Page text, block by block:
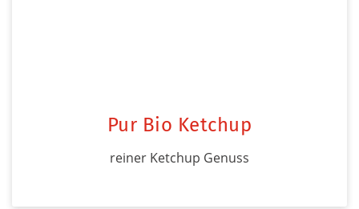
Pur Bio Ketchup
reiner Ketchup Genuss